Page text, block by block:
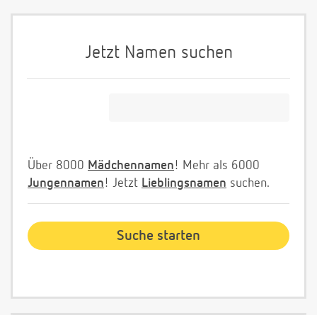
Jetzt Namen suchen
Über 8000 Mädchennamen! Mehr als 6000
Jungennamen! Jetzt Lieblingsnamen suchen.